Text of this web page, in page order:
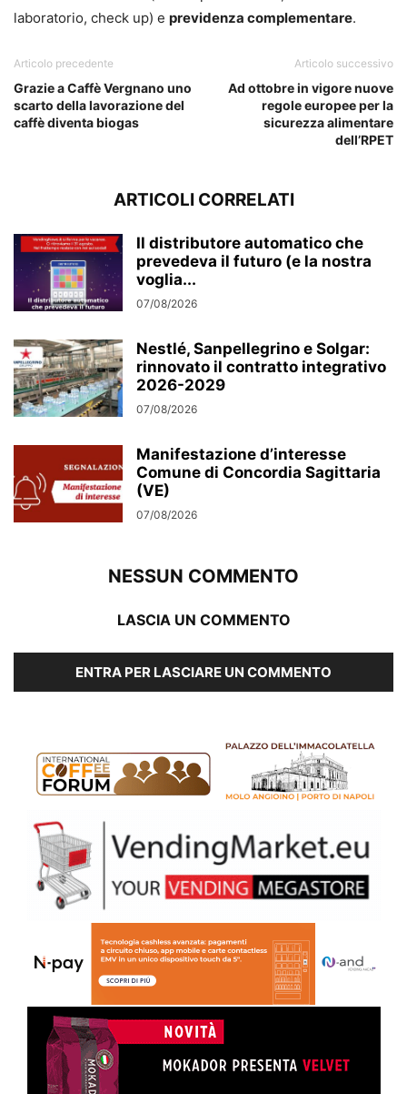
laboratorio, check up) e previdenza complementare.
Articolo precedente
Grazie a Caffè Vergnano uno
scarto della lavorazione del
caffè diventa biogas
Articolo successivo
Ad ottobre in vigore nuove
regole europee per la
sicurezza alimentare
dell’RPET
ARTICOLI CORRELATI
Il distributore automatico che
prevedeva il futuro (e la nostra
voglia...
07/08/2026
Nestlé, Sanpellegrino e Solgar:
rinnovato il contratto integrativo
2026-2029
07/08/2026
Manifestazione d’interesse
Comune di Concordia Sagittaria
(VE)
07/08/2026
NESSUN COMMENTO
LASCIA UN COMMENTO
ENTRA PER LASCIARE UN COMMENTO